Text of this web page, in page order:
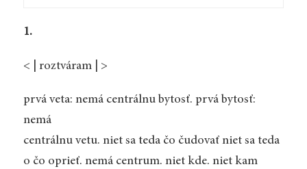
1.
< | roztváram | >
prvá veta: nemá centrálnu bytosť. prvá bytosť:
nemá
centrálnu vetu. niet sa teda čo čudovať niet sa teda
o čo oprieť. nemá centrum. niet kde. niet kam